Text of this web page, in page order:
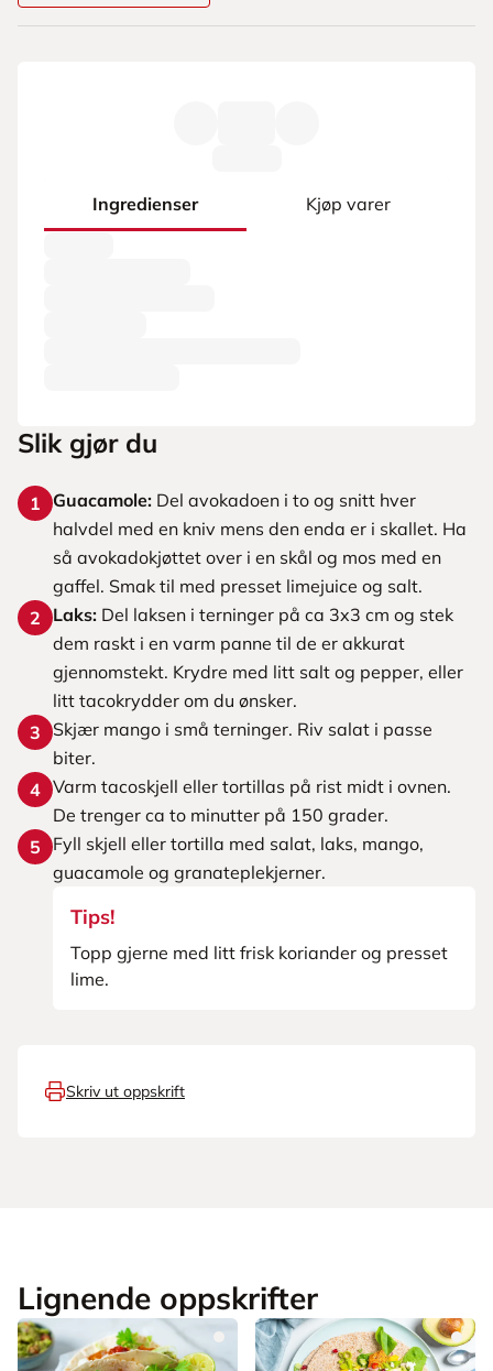
Ingredienser Kjøp varer
Slik gjør du
1 Guacamole: Del avokadoen i to og snitt hver
halvdel med en kniv mens den enda er i skallet. Ha
så avokadokjøttet over i en skål og mos med en
gaffel. Smak til med presset limejuice og salt.
2
Laks: Del laksen i terninger på ca 3x3 cm og stek
dem raskt i en varm panne til de er akkurat
gjennomstekt. Krydre med litt salt og pepper, eller
litt tacokrydder om du ønsker.
3
Skjær mango i små terninger. Riv salat i passe
biter.
4 Varm tacoskjell eller tortillas på rist midt i ovnen.
De trenger ca to minutter på 150 grader.
5
Fyll skjell eller tortilla med salat, laks, mango,
guacamole og granateplekjerner.
Tips!
Topp gjerne med litt frisk koriander og presset
lime.
Skriv ut oppskrift
Lignende oppskrifter